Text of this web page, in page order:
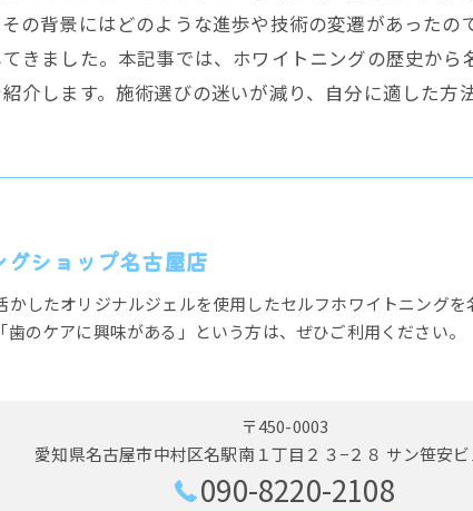
の背景にはどのような進歩や技術の変遷があったの
きました。本記事では、ホワイトニングの歴史か
介します。施術選びの迷いが減り、自分に適した方
グショップ名古屋店
かしたオリジナルジェルを使用したセルフホワイトニング
歯のケアに興味がある」という方は、ぜひご利用ください。
〒450-0003
愛知県名古屋市中村区名駅南１丁目２３−２８ サン笹安
090-8220-2108